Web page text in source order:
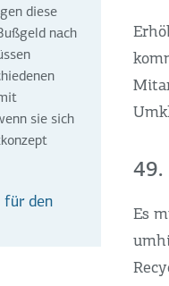
diese
nach
sie sich
für den
Es